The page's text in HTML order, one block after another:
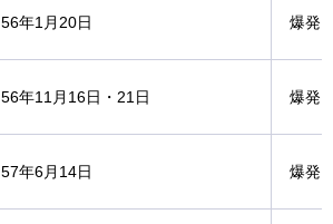
56年1月20日 爆発
56年11月16日・21日 爆発
57年6月14日 爆発